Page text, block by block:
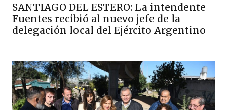
SANTIAGO DEL ESTERO: La intendente
Fuentes recibió al nuevo jefe de la
delegación local del Ejército Argentino